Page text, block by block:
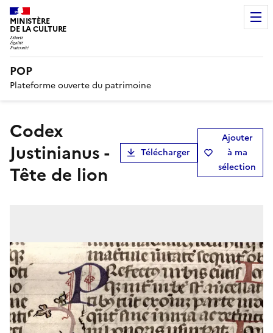
MINISTÈRE
DE LA CULTURE
POP
Plateforme ouverte du patrimoine
Codex
Justinianus -
Tête de lion
Télécharger
Ajouter
à ma
sélection